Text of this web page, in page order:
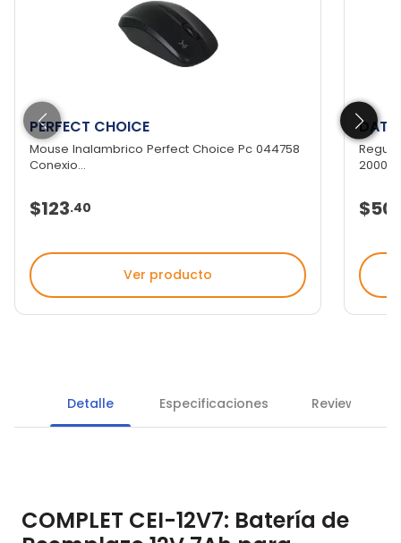
PERFECT CHOICE
Mouse Inalambrico Perfect Choice Pc 044758
Conexio...
$123.40
Ver producto
2000
Detalle Especificaciones Reviews
COMPLET CEI-12V7: Batería de